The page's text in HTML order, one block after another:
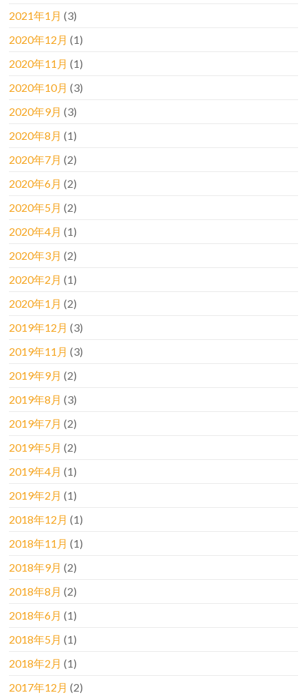
2021年1月 (3)
2020年12月 (1)
2020年11月 (1)
2020年10月 (3)
2020年9月 (3)
2020年8月 (1)
2020年7月 (2)
2020年6月 (2)
2020年5月 (2)
2020年4月 (1)
2020年3月 (2)
2020年2月 (1)
2020年1月 (2)
2019年12月 (3)
2019年11月 (3)
2019年9月 (2)
2019年8月 (3)
2019年7月 (2)
2019年5月 (2)
2019年4月 (1)
2019年2月 (1)
2018年12月 (1)
2018年11月 (1)
2018年9月 (2)
2018年8月 (2)
2018年6月 (1)
2018年5月 (1)
2018年2月 (1)
2017年12月 (2)